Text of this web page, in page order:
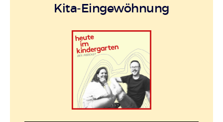
Kita-Eingewöhnung